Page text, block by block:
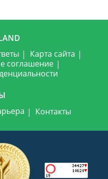
Карта сайта
соглашение
Контакты